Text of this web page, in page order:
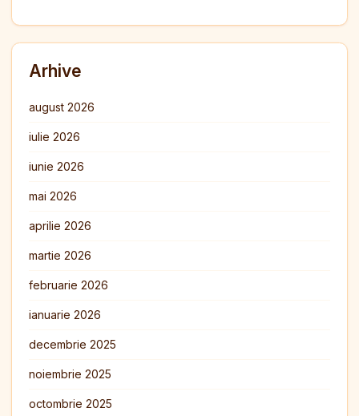
Arhive
august 2026
iulie 2026
iunie 2026
mai 2026
aprilie 2026
martie 2026
februarie 2026
ianuarie 2026
decembrie 2025
noiembrie 2025
octombrie 2025